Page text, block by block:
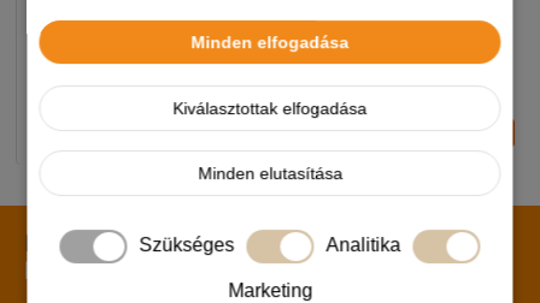
Minden elfogadása
Kiválasztottak elfogadása
Minden elutasítása
Szükséges Analitika
Marketing
Készleten, várható szállítás 1-3
munkanap
+ KOSÁRBA
Készleten, várható szállítás 1-3
munkanap
- + KOSÁRBA
Iratkozz fel hírlevelünkre!
Értesülj elsőként a
legújabb promóciókról, hírekről, akciókról!